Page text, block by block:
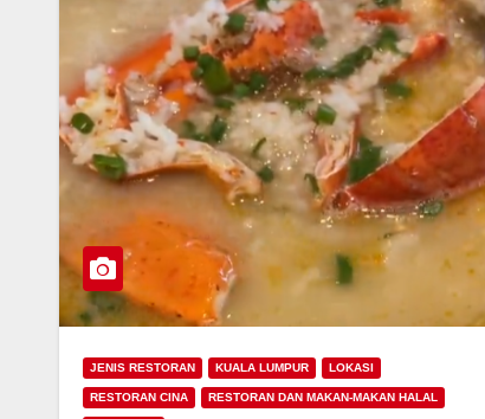
JENIS RESTORAN KUALA LUMPUR LOKASI
RESTORAN CINA RESTORAN DAN MAKAN-MAKAN HALAL